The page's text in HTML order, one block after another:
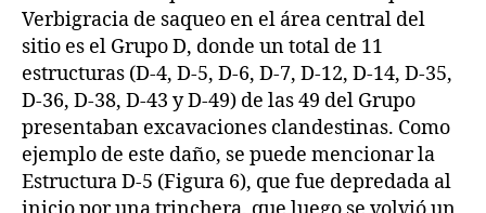
Verbigracia de saqueo en el área central del
sitio es el Grupo D, donde un total de 11
estructuras (D-4, D-5, D-6, D-7, D-12, D-14, D-35,
D-36, D-38, D-43 y D-49) de las 49 del Grupo
presentaban excavaciones clandestinas. Como
ejemplo de este daño, se puede mencionar la
Estructura D-5 (Figura 6), que fue depredada al